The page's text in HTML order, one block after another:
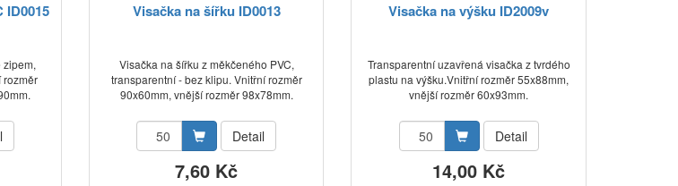
ID0015
zipem,
rozměr
Visačka na šířku ID0013
Visačka na šířku z měkčeného PVC,
transparentní - bez klipu. Vnitřní rozměr
90x60mm, vnější rozměr 98x78mm.
Detail
7,60 Kč
Visačka na výšku ID2009v
Transparentní uzavřená visačka z tvrdého
plastu na výšku.Vnitřní rozměr 55x88mm,
vnější rozměr 60x93mm.
Detail
14,00 Kč